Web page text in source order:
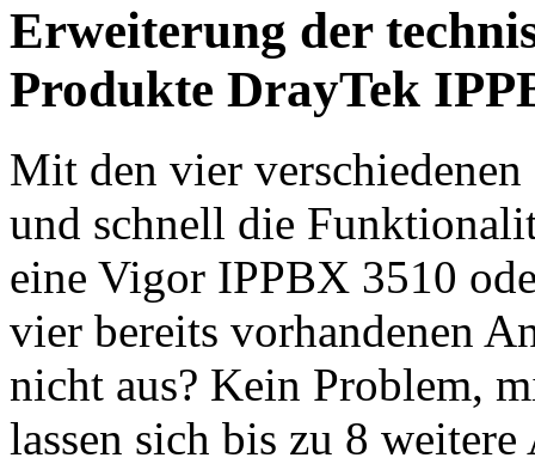
Erweiterung der
Produkte DrayTek
Mit den vier
und schnell die
eine Vigor IPPBX 3510
vier bereits vorhandenen
nicht aus? Kein Problem,
lassen sich bis zu 8